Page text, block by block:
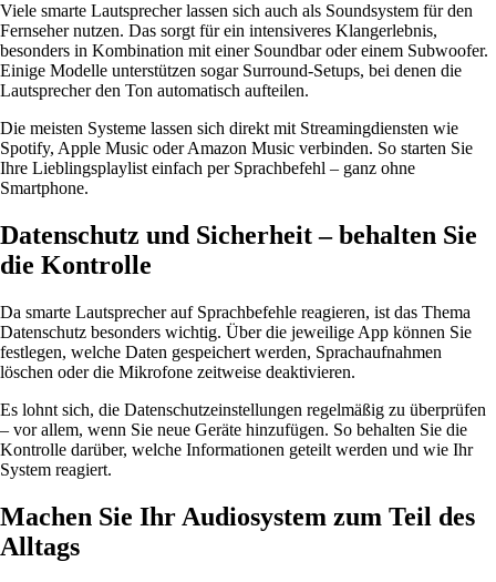
Viele smarte Lautsprecher lassen sich auch als Soundsystem für den
Fernseher nutzen. Das sorgt für ein intensiveres Klangerlebnis,
besonders in Kombination mit einer Soundbar oder einem Subwoofer.
Einige Modelle unterstützen sogar Surround-Setups, bei denen die
Lautsprecher den Ton automatisch aufteilen.
Die meisten Systeme lassen sich direkt mit Streamingdiensten wie
Spotify, Apple Music oder Amazon Music verbinden. So starten Sie
Ihre Lieblingsplaylist einfach per Sprachbefehl – ganz ohne
Smartphone.
Datenschutz und Sicherheit – behalten Sie
die Kontrolle
Da smarte Lautsprecher auf Sprachbefehle reagieren, ist das Thema
Datenschutz besonders wichtig. Über die jeweilige App können Sie
festlegen, welche Daten gespeichert werden, Sprachaufnahmen
löschen oder die Mikrofone zeitweise deaktivieren.
Es lohnt sich, die Datenschutzeinstellungen regelmäßig zu überprüfen
– vor allem, wenn Sie neue Geräte hinzufügen. So behalten Sie die
Kontrolle darüber, welche Informationen geteilt werden und wie Ihr
System reagiert.
Machen Sie Ihr Audiosystem zum Teil des
Alltags